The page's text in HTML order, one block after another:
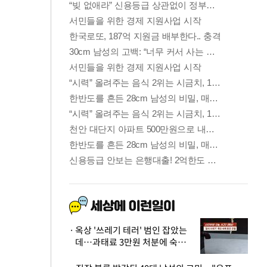
옥상 '쓰레기 테러' 범인 잡았는
데…과태료 3만원 처분에 숙박업